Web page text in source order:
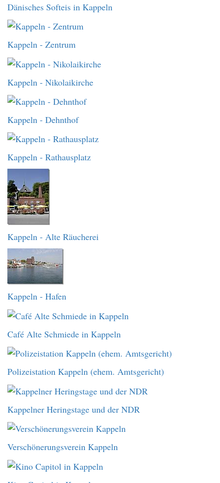
Dänisches Softeis in Kappeln
Kappeln - Zentrum
Kappeln - Nikolaikirche
Kappeln - Dehnthof
Kappeln - Rathausplatz
Kappeln - Alte Räucherei
Kappeln - Hafen
Café Alte Schmiede in Kappeln
Polizeistation Kappeln (ehem. Amtsgericht)
Kappelner Heringstage und der NDR
Verschönerungsverein Kappeln